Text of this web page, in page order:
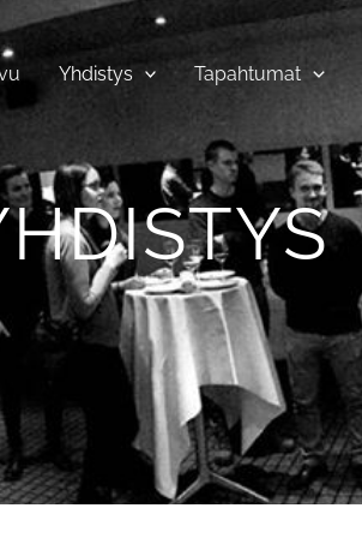
Yhdistys Tapahtumat